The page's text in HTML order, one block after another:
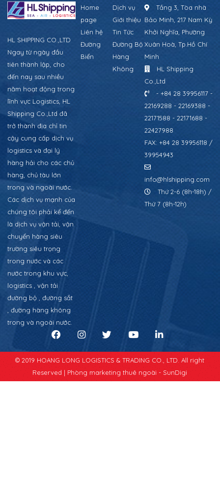
HL SHIPPING CO.,LTD
Ngay từ ngày đầu
tiên thành lập, cho
đến nay sau nhiều
năm hoạt động trong
lĩnh vực Logistics, HL
Shipping Co.,Ltd đã
trở thành địa chỉ tin
cậy cung cấp dịch vụ
logistics và đại lý
hàng hải cho các chủ
hàng, chủ tàu lớn
trong và ngoài nước.
Các dịch vụ mạnh của
chúng tôi phải kể đến
là dịch vụ vận tải, vận
chuyển hàng siêu
trường siêu trọng
trong nước và các
nước trong khu vực,
logistics , vận tải
đường bộ , đường sắt
, đường hàng không
trong và ngoài nước.
Home
page
Dịch vụ
Giới thiệu
Liên hệ
Tin Tức
Đường
Biển
Đường Bộ
Hàng
Không
Tầng 3, Tòa nhà
Bảo Minh, 217 Nam Kỳ
Khởi Nghĩa, Phường
Xuân Hoà, Tp.Hồ Chí
Minh
HL Shipping
Co.,Ltd
- +84 28 39956117 -
22169288 - 22169388 -
22171588 - 22171688 -
22427988
FAX: +84 28 39956118 /
39954943
info@hlshipping.com
Thứ 2-6 (8h-18h) /
Thứ 7 (8h-12h)
© 2019 HOANG LONG LOGISTICS & TRADING CO., LTD. All right
Reserved | Phòng marketing thuê ngoài - SunDigi